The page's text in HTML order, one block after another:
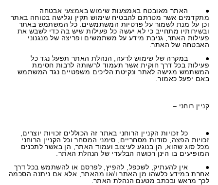
● האתר מאובטח באמצעות שימוש באמצעי אבטחה
מתקדמים אשר מטרתם להבטיח שימוש תקין וגלישה בטוחה באתר
וכן על מנת לשמור על פרטיות המשתמשים. כל המשתמש באתר
ובשירותיו מתחייב כי לא יעשה כל פעילות שיש בה כדי לשבש את
פעילות האתר, גניבת מידע על משתמשים ופריצה של מנגנוני
האבטחה של האתר.
● במקרה של שימוש לרעה, הנהלת האתר תפעל נגד כל
פעילות בכל דרך חוקית אשר תעמוד לרשותה לרבות חסימת
המשתמש מגישה לאתר ונקיטת הליכים משפטיים נגד המשתמש
באם יפעל כאמור.
קניין רוחני –
● כל זכויות הקניין הרוחני באתר זה הכוללים זכויות יוצרים,
זכויות הפצה, סודות מסחריים, סימני המסחר וכל הקניין הרוחני
מכל סוג שהוא, הן בנוגע לעיצוב ועמוד האתר, הן באשר לתכנים
המופיעים בו הינן רכושה הבלעדי של הנהלת האתר.
● אין להעתיק, לשכפל, להפיץ, לפרסם או להשתמש בכל דרך
אחרת במידע כלשהו מן האתר ו/או מהאתר, אלא אם ניתנה הסכמה
לכך מראש ובכתב מטעם הנהלת האתר.